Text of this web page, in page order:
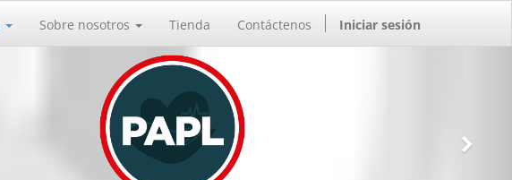
Sobre nosotros Tienda Contáctenos Iniciar sesión